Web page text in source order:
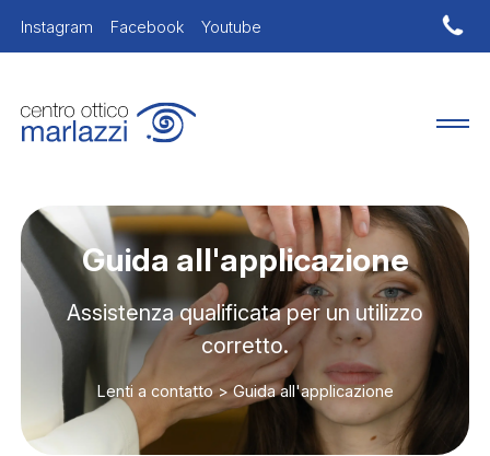
Instagram Facebook Youtube
Guida all'applicazione
Assistenza qualificata per un utilizzo
corretto.
Lenti a contatto >Guida all'applicazione